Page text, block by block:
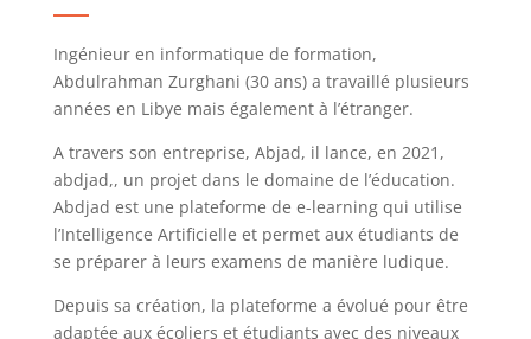
Ingénieur en informatique de formation,
Abdulrahman Zurghani (30 ans) a travaillé plusieurs
années en Libye mais également à l’étranger.
A travers son entreprise, Abjad, il lance, en 2021,
abdjad,, un projet dans le domaine de l’éducation.
Abdjad est une plateforme de e-learning qui utilise
l’Intelligence Artificielle et permet aux étudiants de
se préparer à leurs examens de manière ludique.
Depuis sa création, la plateforme a évolué pour être
adaptée aux écoliers et étudiants avec des niveaux